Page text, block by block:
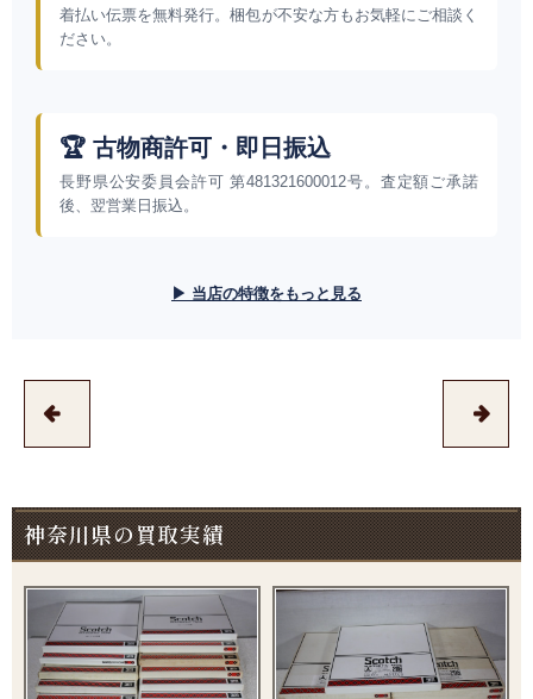
着払い伝票を無料発行。梱包が不安な方もお気軽にご相談く
ださい。
🏆 古物商許可・即日振込
長野県公安委員会許可 第481321600012号。査定額ご承諾
後、翌営業日振込。
▶ 当店の特徴をもっと見る
神奈川県の買取実績